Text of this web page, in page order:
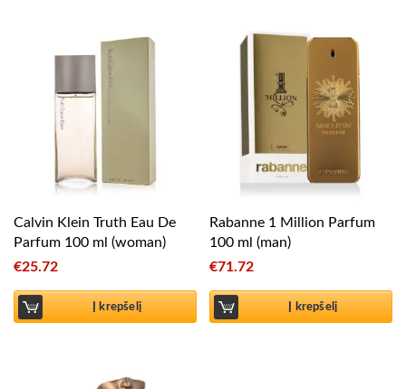
Calvin Klein Truth Eau De
Parfum 100 ml (woman)
€25.72
Į krepšelį
Rabanne 1 Million Parfum
100 ml (man)
€71.72
Į krepšelį